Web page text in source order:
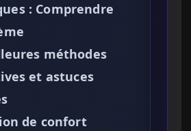
: Comprendre
méthodes
et astuces
de confort